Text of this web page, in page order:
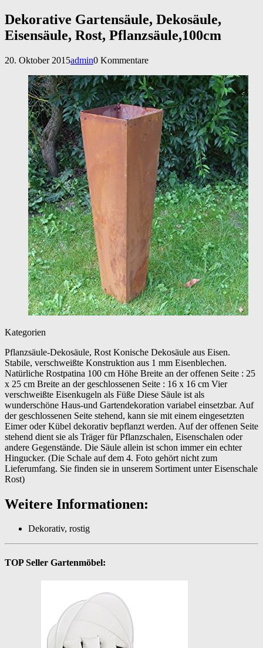
Dekorative Gartensäule, Dekosäule,
Eisensäule, Rost, Pflanzsäule,100cm
20. Oktober 2015admin0 Kommentare
Kategorien
Pflanzsäule-Dekosäule, Rost Konische Dekosäule aus Eisen.
Stabile, verschweißte Konstruktion aus 1 mm Eisenblechen.
Natürliche Rostpatina 100 cm Höhe Breite an der offenen Seite : 25
x 25 cm Breite an der geschlossenen Seite : 16 x 16 cm Vier
verschweißte Eisenkugeln als Füße Diese Säule ist als
wunderschöne Haus-und Gartendekoration variabel einsetzbar. Auf
der geschlossenen Seite stehend, kann sie mit einem eingesetzten
Eimer oder Kübel dekorativ bepflanzt werden. Auf der offenen Seite
stehend dient sie als Träger für Pflanzschalen, Eisenschalen oder
andere Gegenstände. Die Säule allein ist schon immer ein echter
Hingucker. (Die Schale auf dem 4. Foto gehört nicht zum
Lieferumfang. Sie finden sie in unserem Sortiment unter Eisenschale
Rost)
Weitere Informationen:
Dekorativ, rostig
TOP Seller Gartenmöbel: